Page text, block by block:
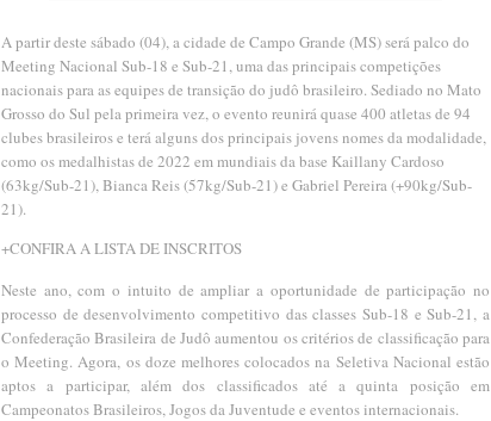
A partir deste sábado (04), a cidade de Campo Grande (MS) será palco do
Meeting Nacional Sub-18 e Sub-21, uma das principais competições
nacionais para as equipes de transição do judô brasileiro. Sediado no Mato
Grosso do Sul pela primeira vez, o evento reunirá quase 400 atletas de 94
clubes brasileiros e terá alguns dos principais jovens nomes da modalidade,
como os medalhistas de 2022 em mundiais da base Kaillany Cardoso
(63kg/Sub-21), Bianca Reis (57kg/Sub-21) e Gabriel Pereira (+90kg/Sub-
21).
+CONFIRA A LISTA DE INSCRITOS
Neste ano, com o intuito de ampliar a oportunidade de participação no
processo de desenvolvimento competitivo das classes Sub-18 e Sub-21, a
Confederação Brasileira de Judô aumentou os critérios de classificação para
o Meeting. Agora, os doze melhores colocados na Seletiva Nacional estão
aptos a participar, além dos classificados até a quinta posição em
Campeonatos Brasileiros, Jogos da Juventude e eventos internacionais.